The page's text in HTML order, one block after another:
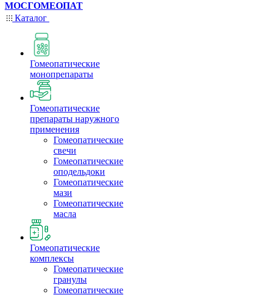
МОСГОМЕОПАТ
Каталог
Гомеопатические
монопрепараты
Гомеопатические
препараты наружного
применения
Гомеопатические
свечи
Гомеопатические
оподельдоки
Гомеопатические
мази
Гомеопатические
масла
Гомеопатические
комплексы
Гомеопатические
гранулы
Гомеопатические